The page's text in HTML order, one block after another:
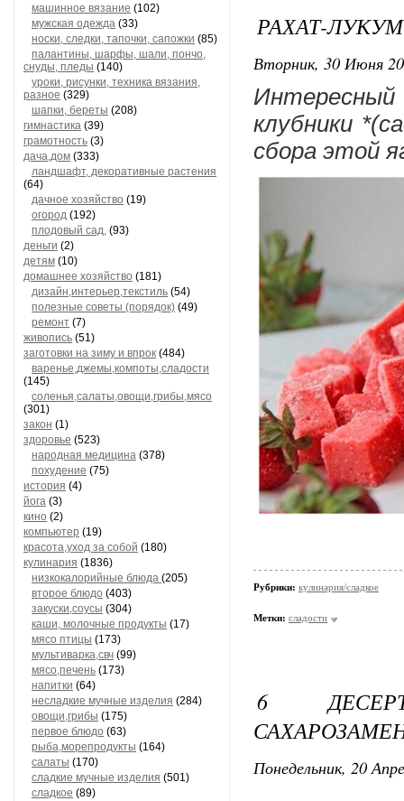
машинное вязание (102)
мужская одежда (33)
носки, следки, тапочки, сапожки (85)
палантины, шарфы, шали, пончо,
снуды, пледы (140)
уроки, рисунки, техника вязания,
разное (329)
шапки, береты (208)
гимнастика (39)
грамотность (3)
дача,дом (333)
ландшафт, декоративные растения
(64)
дачное хозяйство (19)
огород (192)
плодовый сад, (93)
деньги (2)
детям (10)
домашнее хозяйство (181)
дизайн,интерьер,текстиль (54)
полезные советы (порядок) (49)
ремонт (7)
живопись (51)
заготовки на зиму и впрок (484)
варенье,джемы,компоты,сладости
(145)
соленья,салаты,овощи,грибы,мясо
(301)
закон (1)
здоровье (523)
народная медицина (378)
похудение (75)
история (4)
йога (3)
кино (2)
компьютер (19)
красота,уход за собой (180)
кулинария (1836)
низкокалорийные блюда (205)
второе блюдо (403)
закуски,соусы (304)
каши, молочные продукты (17)
мясо птицы (173)
мультиварка,свч (99)
мясо,печень (173)
напитки (64)
несладкие мучные изделия (284)
овощи,грибы (175)
первое блюдо (63)
рыба,морепродукты (164)
салаты (170)
сладкие мучные изделия (501)
сладкое (89)
РАХАТ-
Вторник, 30 Июня
клубники
сбора этой
Рубрики: кулинария/сладкое
Метки: сладости
6
Понедельник, 20